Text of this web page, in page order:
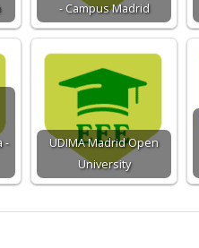
- Campus Madrid
-
UDIMA Madrid Open
University